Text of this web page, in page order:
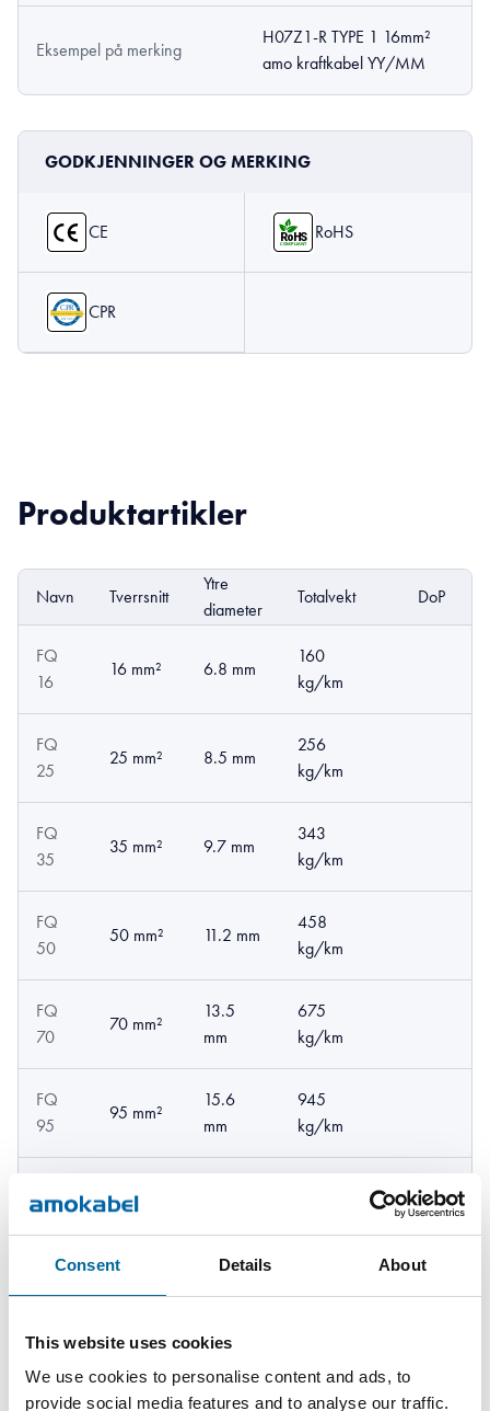
Consent Details About
This website uses cookies
We use cookies to personalise content and ads, to
provide social media features and to analyse our traffic.
Eksempel på merking
H07Z1-R TYPE 1 16mm²
amo kraftkabel YY/MM
GODKJENNINGER OG MERKING
CE RoHS
CPR
Produktartikler
Navn Tverrsnitt
Ytre
diameter
Totalvekt DoP
FQ
16
16 mm² 6.8 mm
160
kg/km
FQ
25
25 mm² 8.5 mm
256
kg/km
FQ
35
35 mm² 9.7 mm
343
kg/km
FQ
50
50 mm² 11.2 mm
458
kg/km
FQ
70
70 mm²
13.5
mm
675
kg/km
FQ
95
95 mm²
15.6
mm
945
kg/km
120
mm²
FQ
150
150
mm²
kg/km
21.6 mm